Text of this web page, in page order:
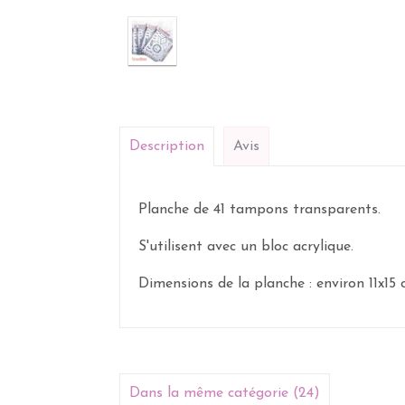
Description Avis
Planche de 41 tampons transparents.
S'utilisent avec un bloc acrylique.
Dimensions de la planche : environ 11x15
Dans la même catégorie (24)